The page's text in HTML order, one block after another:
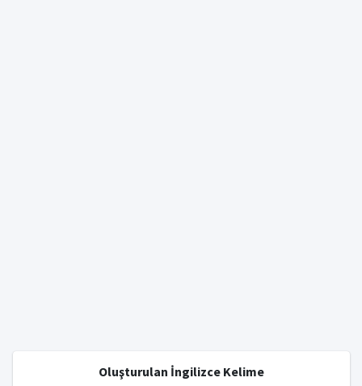
Oluşturulan İngilizce Kelime